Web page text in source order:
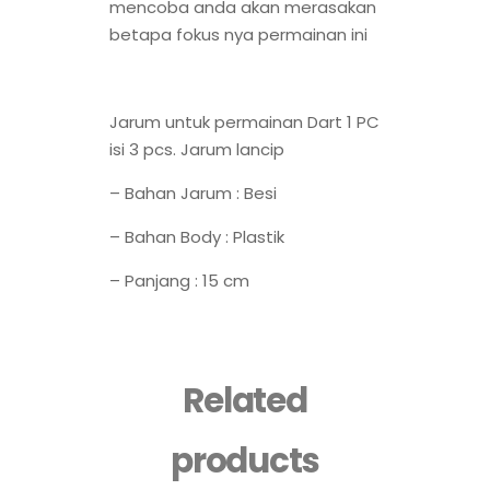
mencoba anda akan merasakan
betapa fokus nya permainan ini
Jarum untuk permainan Dart 1 PC
isi 3 pcs. Jarum lancip
– Bahan Jarum : Besi
– Bahan Body : Plastik
– Panjang : 15 cm
Related
products